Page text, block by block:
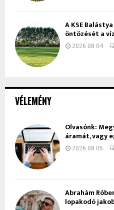
VÉLEMÉNY
Olvasónk:
áramát, vagy
2026.08.05.
Ábrahám
lopakodó
A KSE
öntözését a
2026.08.04.